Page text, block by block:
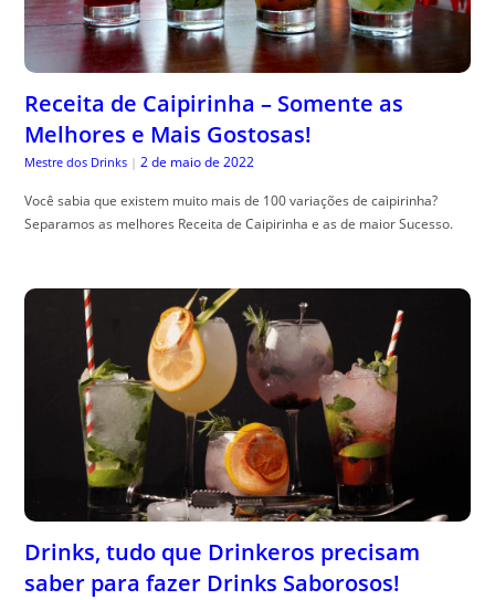
Receita de Caipirinha – Somente as
Melhores e Mais Gostosas!
Mestre dos Drinks | 2 de maio de 2022
Você sabia que existem muito mais de 100 variações de caipirinha?
Separamos as melhores Receita de Caipirinha e as de maior Sucesso.
Drinks, tudo que Drinkeros precisam
saber para fazer Drinks Saborosos!